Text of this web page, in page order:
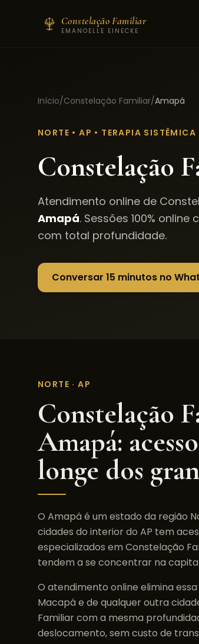
Constelação Familiar
EMANOELLE EINECKE
Início/Constelação Familiar/Amapá
NORTE •AP • TERAPIA SISTÊMICA
Constelação
Atendimento online de
Amapá. Sessões 100%
com total profundidade.
Conversar 15 minutos no
NORTE ·AP
Constelação
Amapá:
longe dos
O Amapá é um estado da região
cidades do interior do AP tem
especializados em Constelação
tendem a se concentrar na
O atendimento online elimina
Macapá e de qualquer outra
Familiarcom a mesma
deslocamento, sem custo de